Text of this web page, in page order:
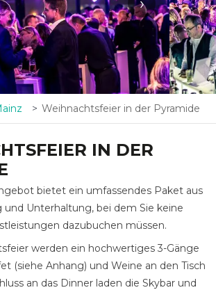
Weihnachtsfeier in der Pyramide
IN DER
bietet ein umfassendes Paket aus
und Unterhaltung, bei dem Sie keine
dazubuchen müssen.
werden ein hochwertiges 3-Gänge
(siehe Anhang) und Weine an den Tisch
an das Dinner laden die Skybar und